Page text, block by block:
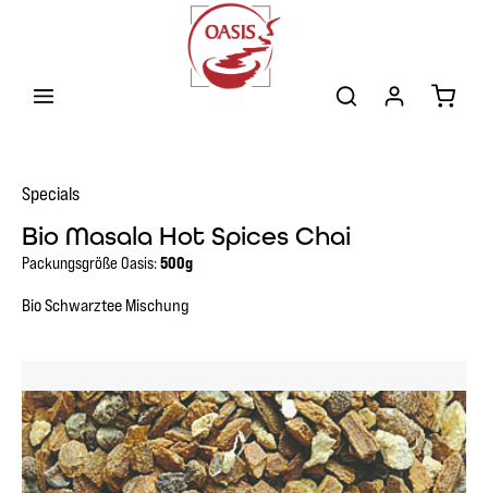
Specials
Bio Masala Hot Spices Chai
Packungsgröße Oasis:500g
Bio Schwarztee Mischung